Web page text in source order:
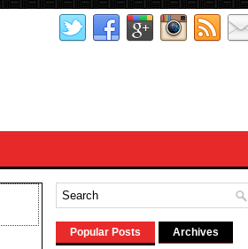
Popular Posts Archives